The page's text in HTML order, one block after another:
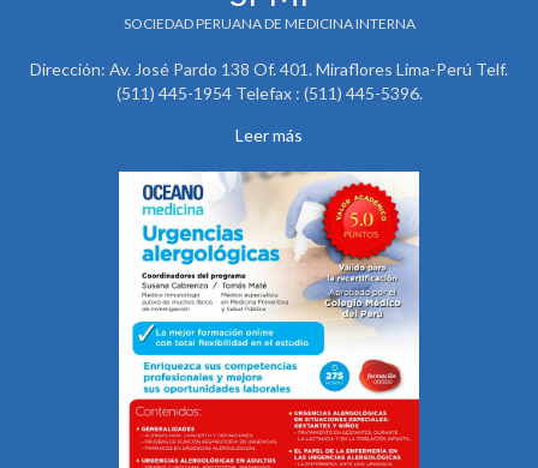
SOCIEDAD PERUANA DE MEDICINA INTERNA
Dirección: Av. José Pardo 138 Of. 401. Miraflores Lima-Perú Telf.
(511) 445-1954 Telefax : (511) 445-5396.
Leer más